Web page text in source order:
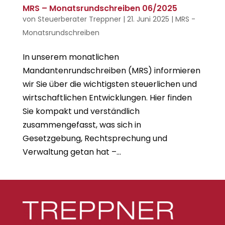
MRS – Monatsrundschreiben 06/2025
von Steuerberater Treppner| 21. Juni 2025 | MRS -
Monatsrundschreiben
In unserem monatlichen
Mandantenrundschreiben (MRS) informieren
wir Sie über die wichtigsten steuerlichen und
wirtschaftlichen Entwicklungen. Hier finden
Sie kompakt und verständlich
zusammengefasst, was sich in
Gesetzgebung, Rechtsprechung und
Verwaltung getan hat –...